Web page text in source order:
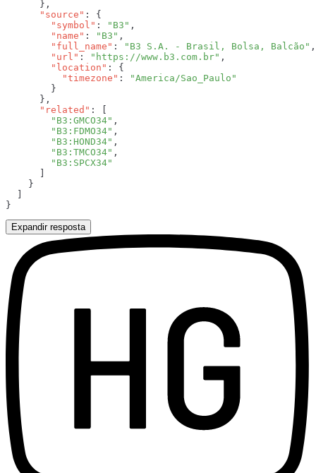
      "source"
        "symbol"
: "B3"
        "name"
: "B3"
        "full_name"
:
"B3 S.A. - Brasil, Bolsa, Balcão"
        "url"
: "https://www.b3.com.br"
        "location"
          "timezone"
:
      "related"
        "B3:GMCO34"
        "B3:FDMO34"
        "B3:HOND34"
        "B3:TMCO34"
Expandir resposta